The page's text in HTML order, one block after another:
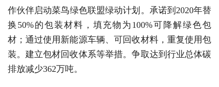
作伙伴启动菜鸟绿色联盟绿动计划。承诺到2020年替
换50%的包装材料，填充物为100%可降解绿色包
材；通过使用新能源车辆、可回收材料，重复使用包
装。建立包材回收体系等举措。争取达到行业总体碳
排放减少362万吨。